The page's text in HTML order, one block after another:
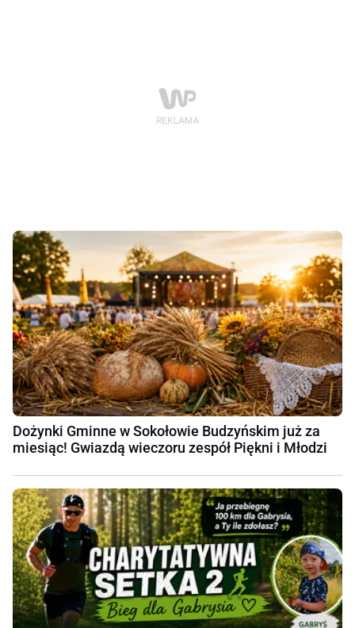
Dożynki Gminne w Sokołowie Budzyńskim już za
miesiąc! Gwiazdą wieczoru zespół Piękni i Młodzi